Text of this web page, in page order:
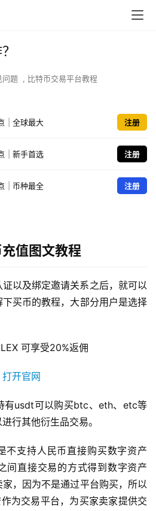
问题 , 比特币交易平台教程
全球最大 注册
新手首选 注册
币种最全 注册
值图文教程
以及绑定邀请关系之后，就可以
买币的教程，大部分用户是选择
可享受20%返佣
打开官网
有usdt可以购买btc、eth、etc等
行其他衍生品交易。
不支持人民币直接购买数字资产
间直接交易的方式得到数字资产
，因为不是通过平台购买，所以
为交易平台，为买家卖家提供交